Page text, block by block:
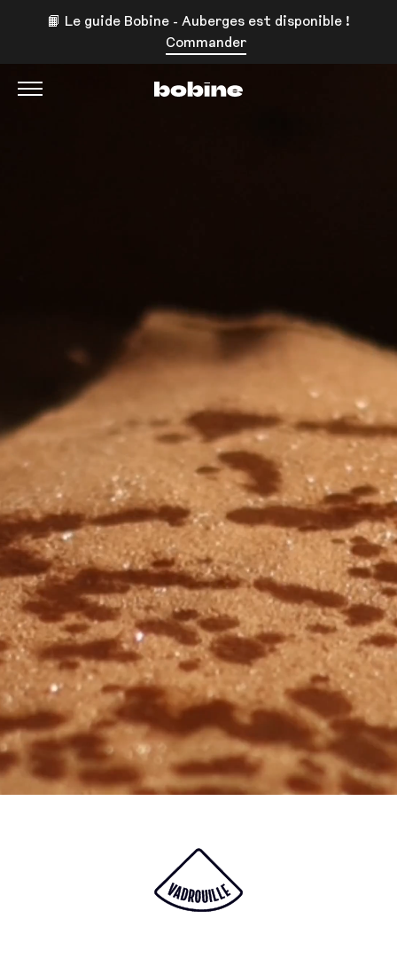
📙 Le guide Bobine - Auberges est disponible !
Commander